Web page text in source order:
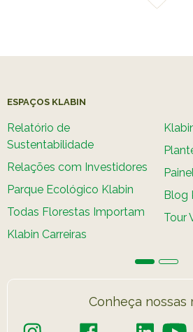
ESPAÇOS KLABIN
Relatório de
Sustentabilidade
Relações com Investidores
Parque Ecológico Klabin
Todas Florestas Importam
Klabin Carreiras
Blog
Tour
Conheça nossas